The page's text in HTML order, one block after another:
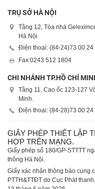
TRỤ SỞ HÀ NỘI
Tầng 12, Tòa nhà
Hà Nội
Điện thoại: (84-24)73 00 24
Fax:0243 512 1804
CHI NHÁNH TP.HỒ CHÍ
Tầng 11, Cao ốc 123-127
Minh.
Điện thoại: (84-28)73 00 24
GIẤY PHÉP THIẾT LẬP
HỢP TRÊN MẠNG.
Giấy phép số 180/GP-STTTT
thông Hà Nội.
Giấy xác nhận thông báo cung
PTTH&TTĐT do Cục Phát